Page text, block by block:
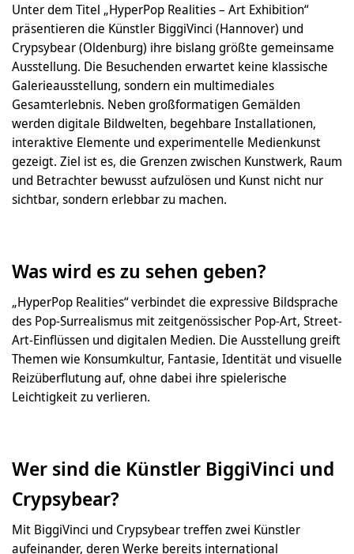
Unter dem Titel „HyperPop Realities – Art Exhibition“
präsentieren die Künstler BiggiVinci (Hannover) und
Crypsybear (Oldenburg) ihre bislang größte gemeinsame
Ausstellung. Die Besuchenden erwartet keine klassische
Galerieausstellung, sondern ein multimediales
Gesamterlebnis. Neben großformatigen Gemälden
werden digitale Bildwelten, begehbare Installationen,
interaktive Elemente und experimentelle Medienkunst
gezeigt. Ziel ist es, die Grenzen zwischen Kunstwerk, Raum
und Betrachter bewusst aufzulösen und Kunst nicht nur
sichtbar, sondern erlebbar zu machen.
Was wird es zu sehen geben?
„HyperPop Realities“ verbindet die expressive Bildsprache
des Pop-Surrealismus mit zeitgenössischer Pop-Art, Street-
Art-Einflüssen und digitalen Medien. Die Ausstellung greift
Themen wie Konsumkultur, Fantasie, Identität und visuelle
Reizüberflutung auf, ohne dabei ihre spielerische
Leichtigkeit zu verlieren.
Wer sind die Künstler BiggiVinci und
Crypsybear?
Mit BiggiVinci und Crypsybear treffen zwei Künstler
aufeinander, deren Werke bereits international